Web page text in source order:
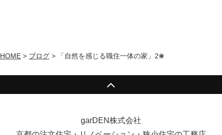
HOME > ブログ > 「自然を感じる職住一体の家」2❀
garDEN株式会社